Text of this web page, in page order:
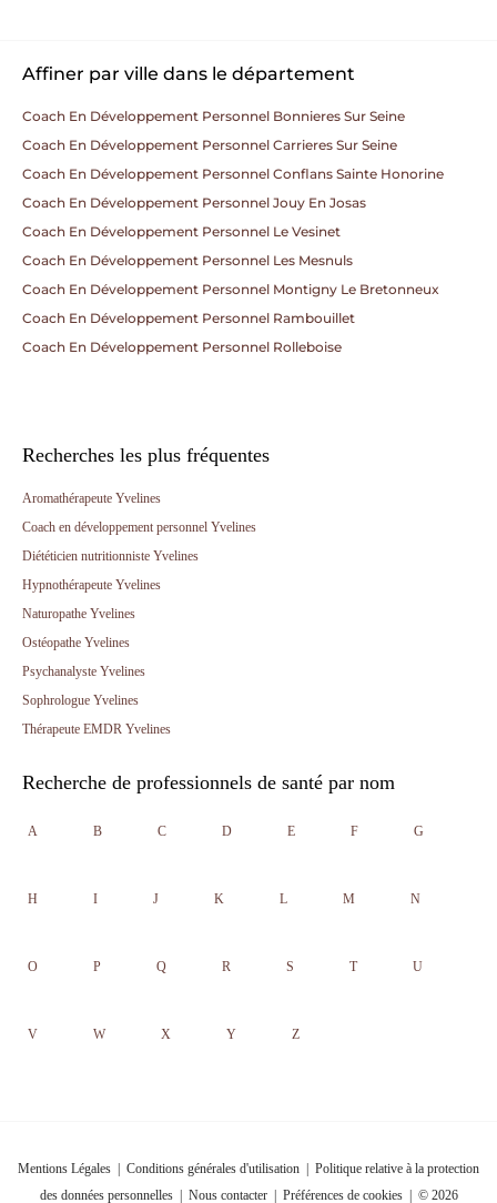
Affiner par ville dans le département
Coach En Développement Personnel Bonnieres Sur Seine
Coach En Développement Personnel Carrieres Sur Seine
Coach En Développement Personnel Conflans Sainte Honorine
Coach En Développement Personnel Jouy En Josas
Coach En Développement Personnel Le Vesinet
Coach En Développement Personnel Les Mesnuls
Coach En Développement Personnel Montigny Le Bretonneux
Coach En Développement Personnel Rambouillet
Coach En Développement Personnel Rolleboise
Recherches les plus fréquentes
Aromathérapeute Yvelines
Coach en développement personnel Yvelines
Diététicien nutritionniste Yvelines
Hypnothérapeute Yvelines
Naturopathe Yvelines
Ostéopathe Yvelines
Psychanalyste Yvelines
Sophrologue Yvelines
Thérapeute EMDR Yvelines
Recherche de professionnels de santé par nom
A B C D E F G
H I J K L M N
O P Q R S T U
V W X Y Z
Mentions Légales Conditions générales d'utilisation
Politique relative à la protection
des données personnelles| Nous contacter| Préférences de cookies| © 2026